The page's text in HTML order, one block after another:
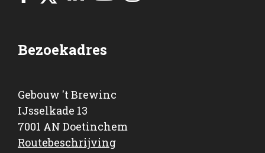
Bezoekadres
Gebouw 't Brewinc
IJsselkade 13
7001 AN Doetinchem
Routebeschrijving